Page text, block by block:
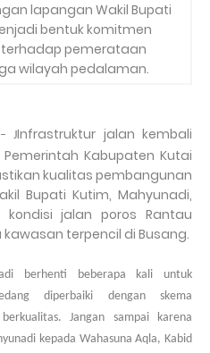
lapangan Wakil Bupati
bentuk komitmen
pemerataan
wilayah pedalaman.
– JInfrastruktur jalan kembali
Kabupaten Kutai
kualitas pembangunan
Bupati Kutim, Mahyunadi,
jalan poros Rantau
terpencil di Busang.
berhenti beberapa kali untuk
diperbaiki dengan skema
Jangan sampai karena
kepada Wahasuna Aqla, Kabid